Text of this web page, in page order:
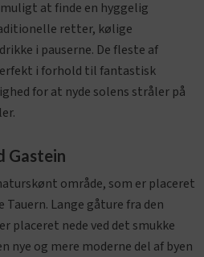
at finde en hyggelig
retter, kølige
i pauserne. De fleste af
i forhold til fantastisk
for at nyde solens stråler på
Gastein
område, som er placeret
Lange gåture fra den
placeret nede ved det smukke
nye og mere moderne del af byen